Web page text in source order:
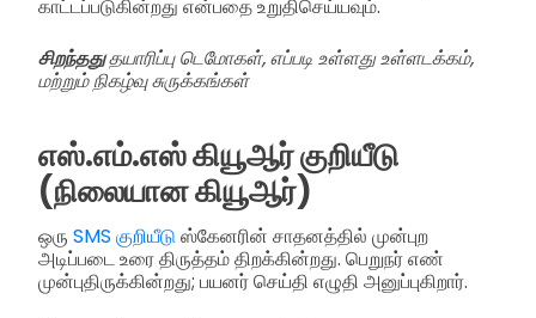
காட்டப்படுகின்றது என்பதை உறுதிசெய்யவும்.
சிறந்ததுதயாரிப்பு டெமோகள், எப்படி உள்ளது உள்ளடக்கம்,
மற்றும் நிகழ்வு சுருக்கங்கள்
எஸ்.எம்.எஸ் கியூஆர் குறியீடு
(நிலையான கியூஆர்)
ஒரு SMS குறியீடு ஸ்கேனரின் சாதனத்தில் முன்புற
அடிப்படை உரை திருத்தம் திறக்கின்றது. பெறுநர் எண்
முன்புதிருக்கின்றது; பயனர் செய்தி எழுதி அனுப்புகிறார்.